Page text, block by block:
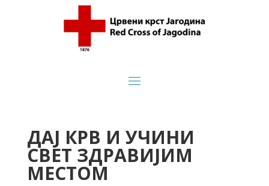
ДАЈ КРВ И УЧИНИ
СВЕТ ЗДРАВИЈИМ
МЕСТОМ